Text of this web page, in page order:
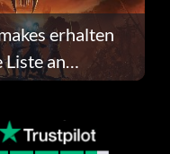
erhalten
Liste an